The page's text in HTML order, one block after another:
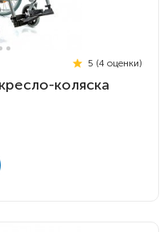
5 (4 оценки)
коляска